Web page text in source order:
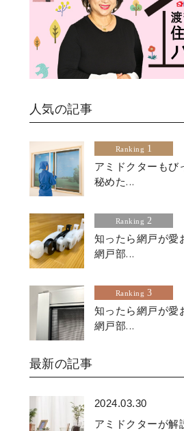
人気の記事
Ranking 1
アミドクターもび
秘めた...
Ranking 2
知ったら網戸が愛
網戸部...
Ranking 3
知ったら網戸が愛
網戸部...
最新の記事
2024.03.30
アミドクターが解